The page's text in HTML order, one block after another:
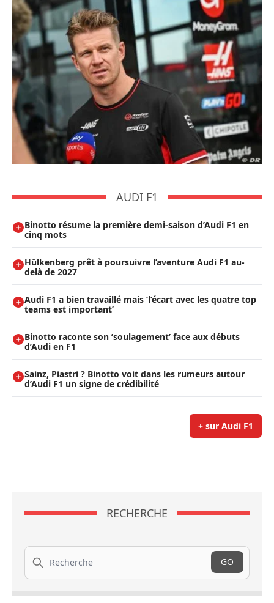
AUDI F1
Binotto résume la première demi-saison d’Audi F1 en
cinq mots
Hülkenberg prêt à poursuivre l’aventure Audi F1 au-
delà de 2027
Audi F1 a bien travaillé mais ’l’écart avec les quatre top
teams est important’
Binotto raconte son ’soulagement’ face aux débuts
d’Audi en F1
Sainz, Piastri ? Binotto voit dans les rumeurs autour
d’Audi F1 un signe de crédibilité
+ sur Audi F1
RECHERCHE
Recherche
GO